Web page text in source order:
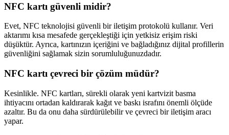
NFC kartı güvenli midir?
Evet, NFC teknolojisi güvenli bir iletişim protokolü kullanır. Veri
aktarımı kısa mesafede gerçekleştiği için yetkisiz erişim riski
düşüktür. Ayrıca, kartınızın içeriğini ve bağladığınız dijital profillerin
güvenliğini sağlamak sizin sorumluluğunuzdadır.
NFC kartı çevreci bir çözüm müdür?
Kesinlikle. NFC kartları, sürekli olarak yeni kartvizit basma
ihtiyacını ortadan kaldırarak kağıt ve baskı israfını önemli ölçüde
azaltır. Bu da onu daha sürdürülebilir ve çevreci bir iletişim aracı
yapar.